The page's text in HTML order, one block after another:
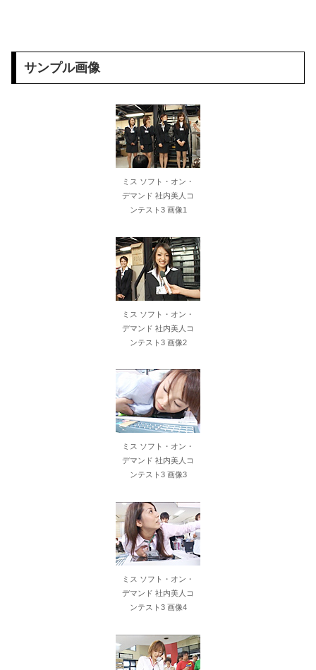
同僚の美人に土下座して必死に頼んだらこうなるｗｗｗ
【AIリマスター】超勃起 睾丸マッサージ姫 2 坂下麻衣
【悲報】 味噌ラーメンで行列、出来ない
Switch『カルドセプト ザ ファースト』1,858 本
【速報】ドル円、大惨事が巻き起こってしまうwww
【AIリマスター】レズ本物美人姉妹ファイト
【AIリマスター】ボクらのダッチワイフ先生 風間ゆみ
【AIリマスター】美熟女筆おろし学院 友田真希
求人誌「アットホームな職場です！！」 実際はどうなの？
絵恋空 画像455枚【ヌード】
職場の人妻と不倫をして、ついに、、、
サンプル画像
ミス ソフト・オン・
デマンド 社内美人コ
ンテスト3 画像1
ミス ソフト・オン・
デマンド 社内美人コ
ンテスト3 画像2
ミス ソフト・オン・
デマンド 社内美人コ
ンテスト3 画像3
ミス ソフト・オン・
デマンド 社内美人コ
ンテスト3 画像4